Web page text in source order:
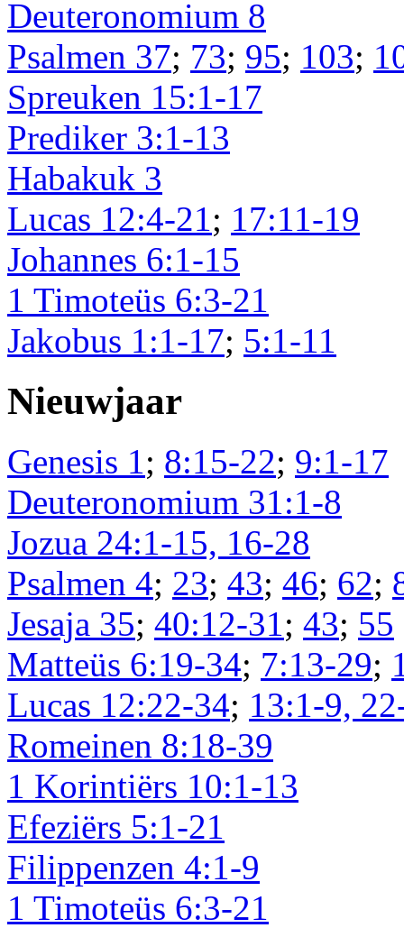
Deuteronomium 8
Psalmen 37; 73; 95; 103;
Spreuken 15:1-17
Prediker 3:1-13
Habakuk 3
Lucas 12:4-21; 17:11-19
Johannes 6:1-15
1 Timoteüs 6:3-21
Jakobus 1:1-17; 5:1-11
Nieuwjaar
Genesis 1; 8:15-22; 9:1-17
Deuteronomium 31:1-8
Jozua 24:1-15, 16-28
Psalmen 4; 23; 43; 46; 62;
Jesaja 35; 40:12-31; 43; 55
Matteüs 6:19-34; 7:13-29;
Lucas 12:22-34; 13:1-9,
Romeinen 8:18-39
1 Korintiërs 10:1-13
Efeziërs 5:1-21
Filippenzen 4:1-9
1 Timoteüs 6:3-21